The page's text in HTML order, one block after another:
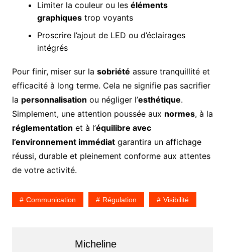
Limiter la couleur ou les éléments
graphiquestrop voyants
Proscrire l’ajout de LED ou d’éclairages
intégrés
Pour finir, miser sur la sobriété assure tranquillité et
efficacité à long terme. Cela ne signifie pas sacrifier
la personnalisation ou négliger l’esthétique.
Simplement, une attention poussée aux normes, à la
réglementation et à l’équilibre avec
l’environnement immédiatgarantira un affichage
réussi, durable et pleinement conforme aux attentes
de votre activité.
Communication Régulation Visibilité
Micheline